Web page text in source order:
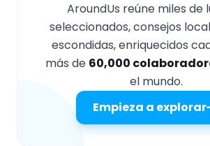
AroundUs reúne miles de
seleccionados, consejos
escondidas, enriquecidos
más de 60,000
el mundo.
Empieza a explorar